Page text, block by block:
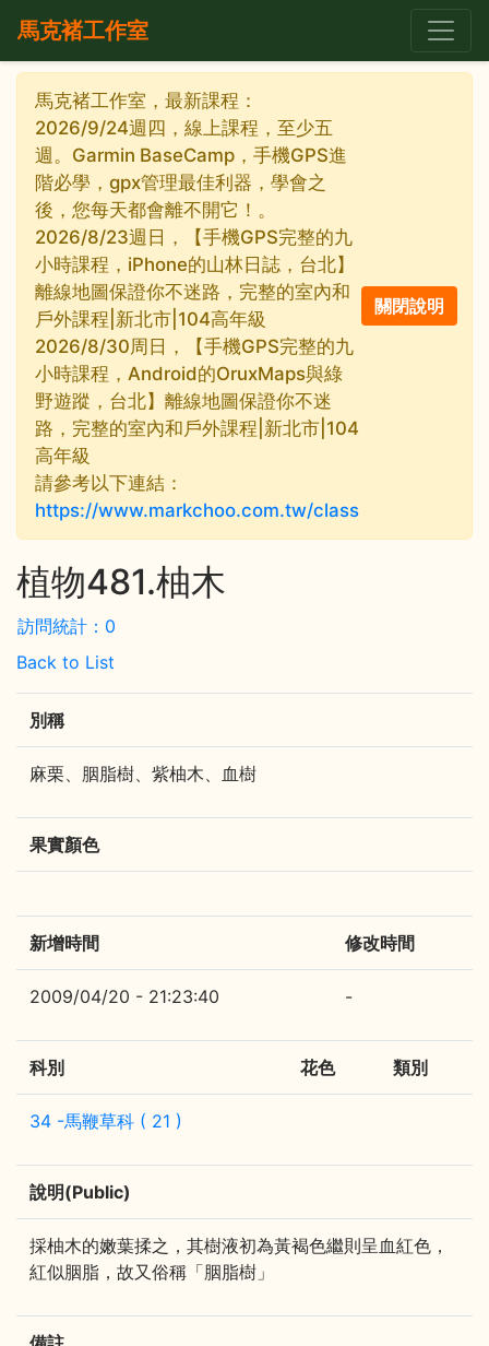
馬克褚工作室
馬克褚工作室，最新課程：
2026/9/24週四，線上課程，至少五
週。Garmin BaseCamp，手機GPS進
階必學，gpx管理最佳利器，學會之
後，您每天都會離不開它！。
2026/8/23週日，【手機GPS完整的九
小時課程，iPhone的山林日誌，台北】
離線地圖保證你不迷路，完整的室內和
戶外課程|新北市|104高年級
2026/8/30周日，【手機GPS完整的九
小時課程，Android的OruxMaps與綠
野遊蹤，台北】離線地圖保證你不迷
路，完整的室內和戶外課程|新北市|104
高年級
請參考以下連結：
https://www.markchoo.com.tw/class
植物481.柚木
訪問統計：0
Back to List
別稱
麻栗、胭脂樹、紫柚木、血樹
果實顏色
新增時間 修改時間
2009/04/20 - 21:23:40 -
科別 花色 類別
34 -馬鞭草科 ( 21 )
說明(Public)
採柚木的嫩葉揉之，其樹液初為黃褐色繼則呈血紅色，
紅似胭脂，故又俗稱「胭脂樹」